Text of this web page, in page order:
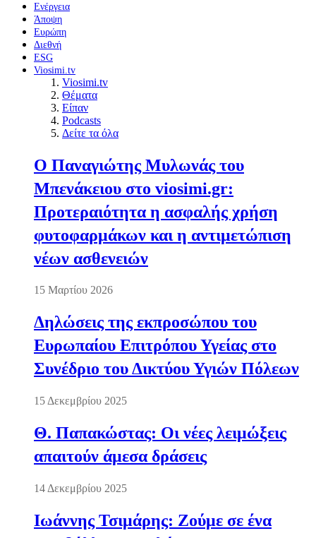
Ενέργεια
Άποψη
Ευρώπη
Διεθνή
ESG
Viosimi.tv
Viosimi.tv
Θέματα
Είπαν
Podcasts
Δείτε τα όλα
Ο Παναγιώτης Μυλωνάς του
Μπενάκειου στο viosimi.gr:
Προτεραιότητα η ασφαλής χρήση
φυτοφαρμάκων και η αντιμετώπιση
νέων ασθενειών
15 Μαρτίου 2026
Δηλώσεις της εκπροσώπου του
Ευρωπαίου Επιτρόπου Υγείας στο
Συνέδριο του Δικτύου Υγιών Πόλεων
15 Δεκεμβρίου 2025
Θ. Παπακώστας: Οι νέες λειμώξεις
απαιτούν άμεσα δράσεις
14 Δεκεμβρίου 2025
Ιωάννης Τσιμάρης: Ζούμε σε ένα